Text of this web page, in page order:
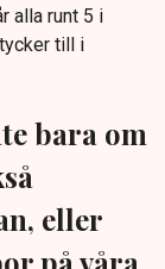
alla runt 5 i
till i
bara om
eller